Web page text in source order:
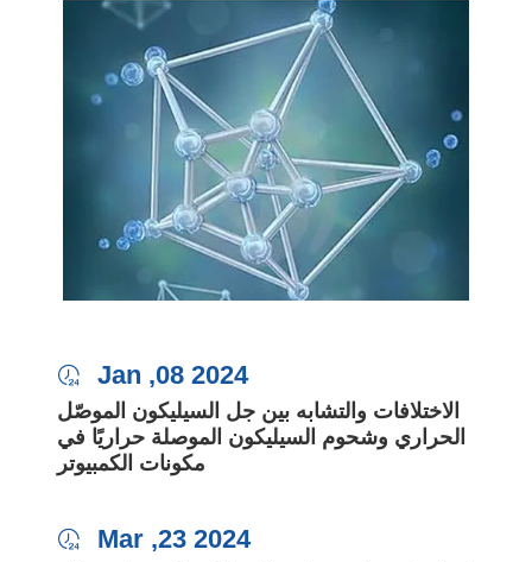
 Jan ,08 2024
الاختلافات والتشابه بين جل السيليكون الموصّل
الحراري وشحوم السيليكون الموصلة حراريًا في
مكونات الكمبيوتر
 Mar ,23 2024